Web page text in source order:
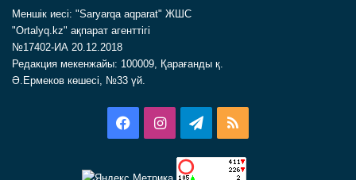
Меншік иесі: "Saryarqa aqparat" ЖШС
"Ortalyq.kz" ақпарат агенттігі
№17402-ИА 20.12.2018
Редакция мекенжайы: 100009, Қарағанды қ.
Ә.Ермеков көшесі, №33 үй.
FacebookInstagramTelegram